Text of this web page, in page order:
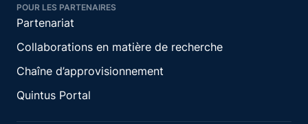
POUR LES PARTENAIRES
Partenariat
Collaborations en matière de recherche
Chaîne d’approvisionnement
Quintus Portal